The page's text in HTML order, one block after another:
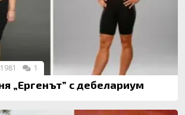
Би Ти Ви сменя „Ергенът” с дебелариум
1981 1